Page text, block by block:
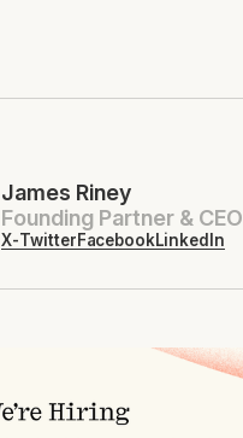
James Riney
Founding Partner & CEO
X-TwitterFacebookLinkedIn